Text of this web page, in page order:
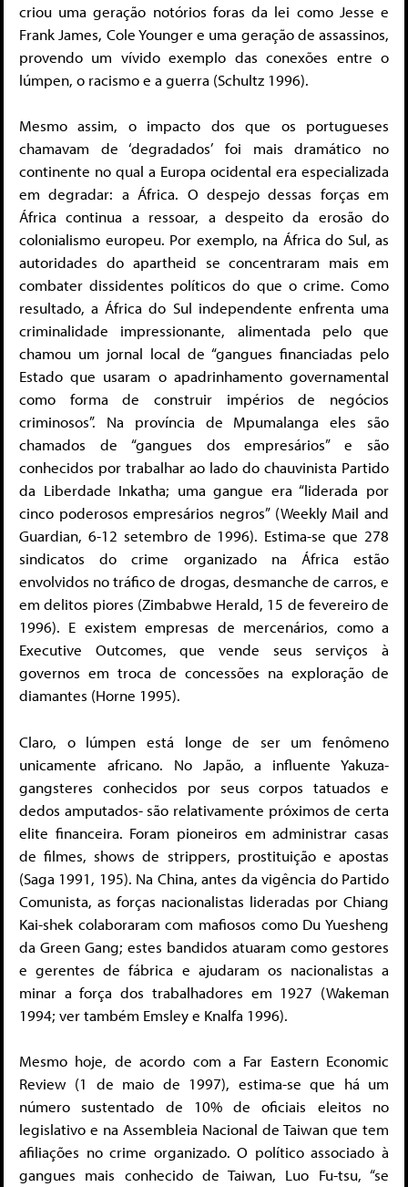
criou uma geração notórios foras da lei como Jesse e
Frank James, Cole Younger e uma geração de assassinos,
provendo um vívido exemplo das conexões entre o
lúmpen, o racismo e a guerra (Schultz 1996).
Mesmo assim, o impacto dos que os portugueses
chamavam de ‘degradados’ foi mais dramático no
continente no qual a Europa ocidental era especializada
em degradar: a África. O despejo dessas forças em
África continua a ressoar, a despeito da erosão do
colonialismo europeu. Por exemplo, na África do Sul, as
autoridades do apartheid se concentraram mais em
combater dissidentes políticos do que o crime. Como
resultado, a África do Sul independente enfrenta uma
criminalidade impressionante, alimentada pelo que
chamou um jornal local de “gangues financiadas pelo
Estado que usaram o apadrinhamento governamental
como forma de construir impérios de negócios
criminosos”. Na província de Mpumalanga eles são
chamados de “gangues dos empresários” e são
conhecidos por trabalhar ao lado do chauvinista Partido
da Liberdade Inkatha; uma gangue era “liderada por
cinco poderosos empresários negros” (Weekly Mail and
Guardian, 6-12 setembro de 1996). Estima-se que 278
sindicatos do crime organizado na África estão
envolvidos no tráfico de drogas, desmanche de carros, e
em delitos piores (Zimbabwe Herald, 15 de fevereiro de
1996). E existem empresas de mercenários, como a
Executive Outcomes, que vende seus serviços à
governos em troca de concessões na exploração de
diamantes (Horne 1995).
Claro, o lúmpen está longe de ser um fenômeno
unicamente africano. No Japão, a influente Yakuza-
gangsteres conhecidos por seus corpos tatuados e
dedos amputados- são relativamente próximos de certa
elite financeira. Foram pioneiros em administrar casas
de filmes, shows de strippers, prostituição e apostas
(Saga 1991, 195). Na China, antes da vigência do Partido
Comunista, as forças nacionalistas lideradas por Chiang
Kai-shek colaboraram com mafiosos como Du Yuesheng
da Green Gang; estes bandidos atuaram como gestores
e gerentes de fábrica e ajudaram os nacionalistas a
minar a força dos trabalhadores em 1927 (Wakeman
1994; ver também Emsley e Knalfa 1996).
Mesmo hoje, de acordo com a Far Eastern Economic
Review (1 de maio de 1997), estima-se que há um
número sustentado de 10% de oficiais eleitos no
legislativo e na Assembleia Nacional de Taiwan que tem
afiliações no crime organizado. O político associado à
gangues mais conhecido de Taiwan, Luo Fu-tsu, “se